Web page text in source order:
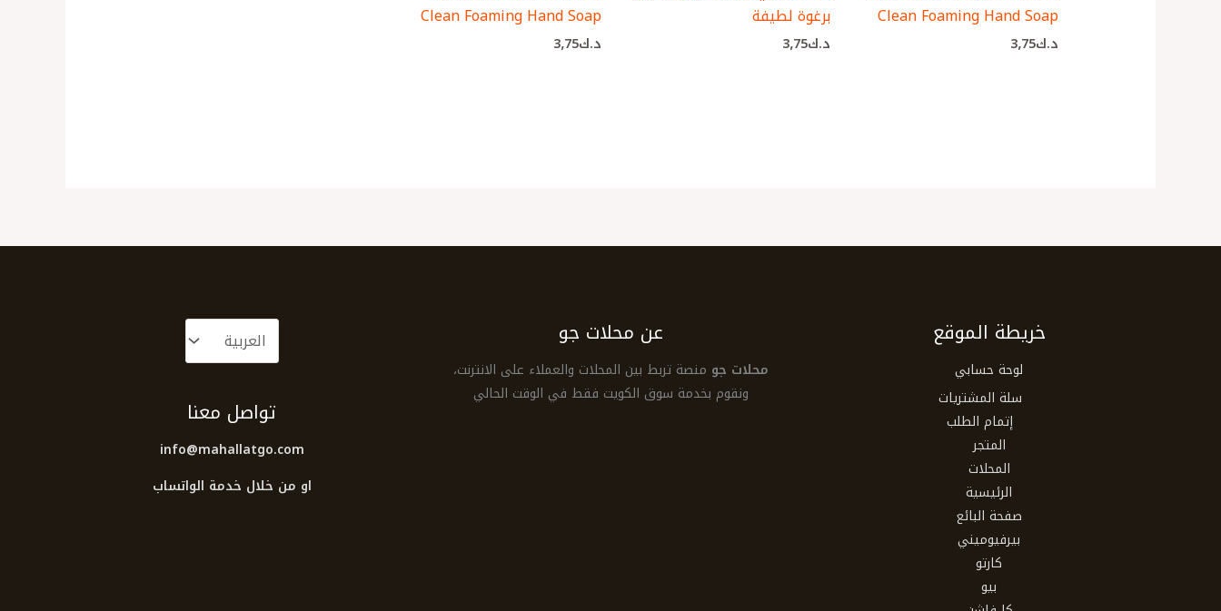
Clean Foaming Hand Soap
د.ك3٫75
برغوة لطيفة
د.ك3٫75
Clean Foaming Hand Soap
د.ك3٫75
خريطة الموقع
لوحة حسابي
سلة المشتريات
إتمام الطلب
المتجر
المحلات
الرئيسية
صفحة البائع
بيرفيوميني
كارتو
بيو
عن محلات جو
محلات جو منصة تربط بين المحلات والعملاء على الانترنت،
ونقوم بخدمة سوق الكويت فقط في الوقت الحالي
تواصل معنا
info@mahallatgo.com
او من خلال خدمة الواتساب